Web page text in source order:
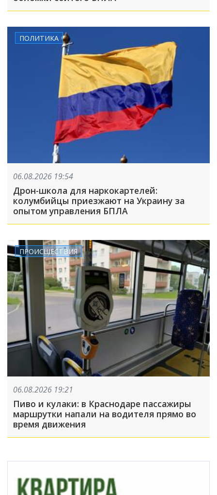
ПОЛИТИКА
06.08.2026 19:54
Дрон-школа для наркокартелей:
колумбийцы приезжают на Украину за
опытом управления БПЛА
ПРОИСШЕСТВИЯ
06.08.2026 19:21
Пиво и кулаки: в Краснодаре пассажиры
маршрутки напали на водителя прямо во
время движения